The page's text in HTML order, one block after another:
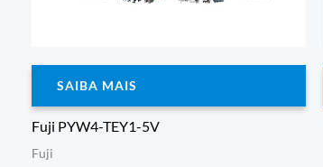
SAIBA MAIS
Fuji PYW4-TEY1-5V
Fuji